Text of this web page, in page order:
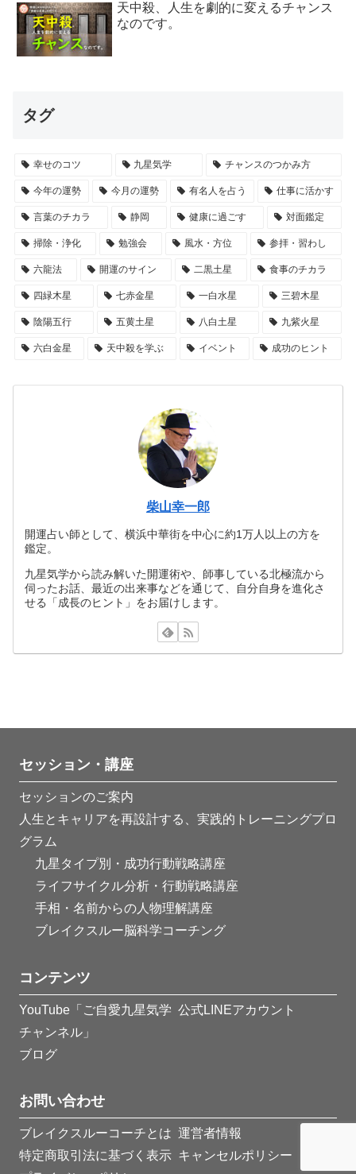
天中殺、人生を劇的に変えるチャンス
なのです。
タグ
幸せのコツ 九星気学 チャンスのつかみ方
今年の運勢 今月の運勢 有名人を占う 仕事に活かす
言葉のチカラ 静岡 健康に過ごす 対面鑑定
掃除・浄化 勉強会 風水・方位 参拝・習わし
六龍法 開運のサイン 二黒土星 食事のチカラ
四緑木星 七赤金星 一白水星 三碧木星
陰陽五行 五黄土星 八白土星 九紫火星
六白金星 天中殺を学ぶ イベント 成功のヒント
柴山幸一郎
開運占い師として、横浜中華街を中心に約1万人以上の方を
鑑定。
九星気学から読み解いた開運術や、師事している北極流から
伺ったお話、最近の出来事などを通じて、自分自身を進化さ
せる「成長のヒント」をお届けします。
セッション・講座
セッションのご案内
人生とキャリアを再設計する、実践的トレーニングプロ
グラム
九星タイプ別・成功行動戦略講座
ライフサイクル分析・行動戦略講座
手相・名前からの人物理解講座
ブレイクスルー脳科学コーチング
コンテンツ
YouTube「ご自愛九星気学
チャンネル」
公式LINEアカウント
ブログ
お問い合わせ
ブレイクスルーコーチとは 運営者情報
特定商取引法に基づく表示 キャンセルポリシー